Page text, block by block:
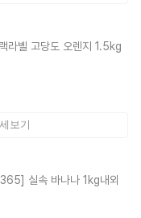
라벨 고당도 오렌지 1.5kg
보기
실속 바나나 1kg내외